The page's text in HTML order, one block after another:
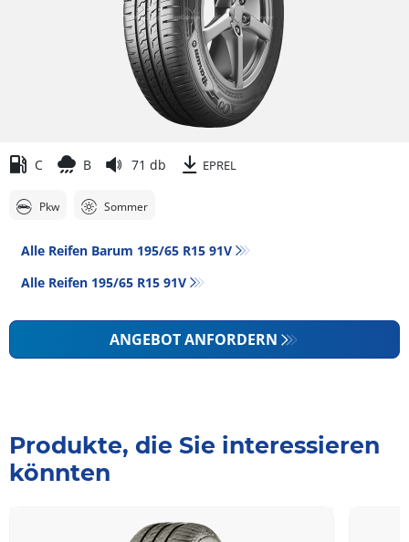
C B 71 db EPREL
Pkw Sommer
Alle Reifen Barum 195/65 R15 91V
Alle Reifen‎ 195/65 R15 91V
ANGEBOT ANFORDERN
Produkte, die Sie interessieren
könnten